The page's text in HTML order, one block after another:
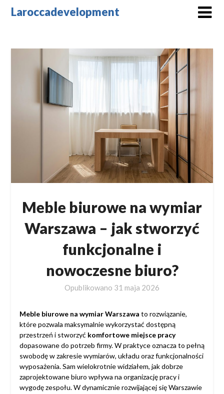
SkipLaroccadevelopment
Meble biurowe na wymiar
Warszawa – jak stworzyć
funkcjonalne i
nowoczesne biuro?
Opublikowano 31 maja 2026
Meble biurowe na wymiar Warszawa to rozwiązanie,
które pozwala maksymalnie wykorzystać dostępną
przestrzeń i stworzyć komfortowe miejsce pracy
dopasowane do potrzeb firmy. W praktyce oznacza to pełną
swobodę w zakresie wymiarów, układu oraz funkcjonalności
wyposażenia. Sam wielokrotnie widziałem, jak dobrze
zaprojektowane biuro wpływa na organizację pracy i
wygodę zespołu. W dynamicznie rozwijającej się Warszawie